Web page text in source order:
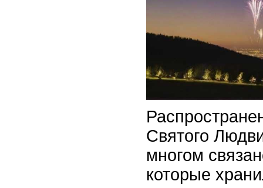
Святого
многом
которые